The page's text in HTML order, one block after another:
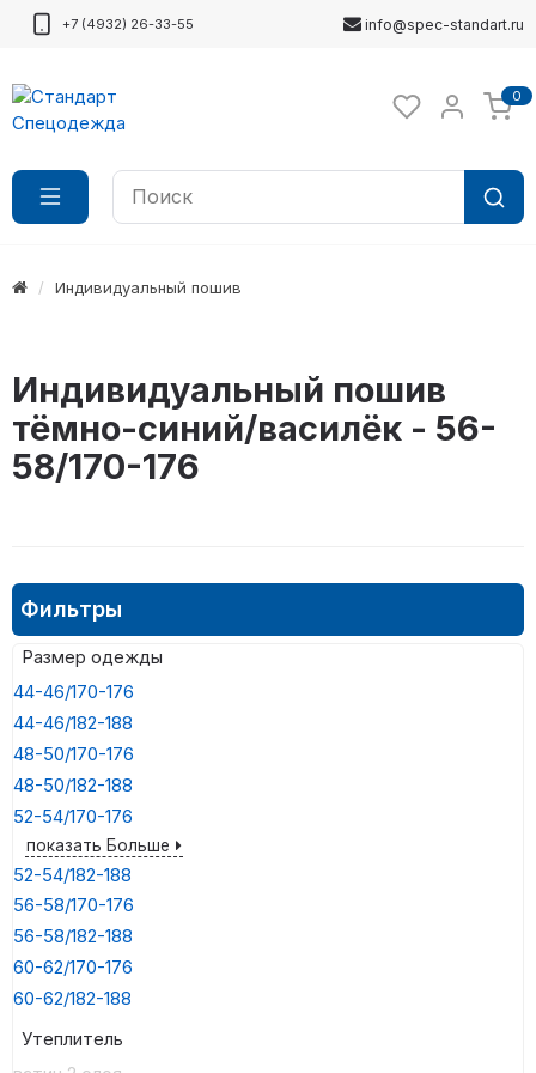
+7 (4932) 26-33-55 info@spec-standart.ru
0
Индивидуальный пошив
Индивидуальный пошив
тёмно-синий/василёк - 56-
58/170-176
Фильтры
Размер одежды
44-46/170-176
44-46/182-188
48-50/170-176
48-50/182-188
52-54/170-176
показать Больше
52-54/182-188
56-58/170-176
56-58/182-188
60-62/170-176
60-62/182-188
Утеплитель